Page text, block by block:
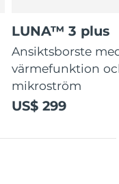
LUNA™ 3 plus
Ansiktsborste
värmefunktion
mikroström
US$ 299